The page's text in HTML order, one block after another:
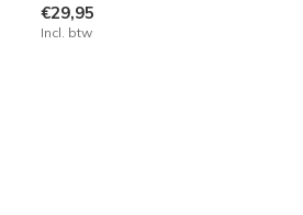
€29,95
Incl. btw